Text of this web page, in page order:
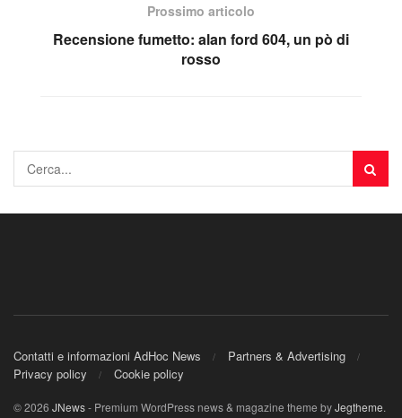
Prossimo articolo
Recensione fumetto: alan ford 604, un pò di
rosso
Contatti e informazioni AdHoc News
Partners & Advertising
Privacy policy
Cookie policy
© 2026 JNews- Premium WordPress news & magazine theme byJegtheme.